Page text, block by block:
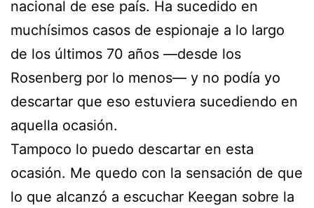
nacional de ese país. Ha sucedido en
muchísimos casos de espionaje a lo largo
de los últimos 70 años —desde los
Rosenberg por lo menos— y no podía yo
descartar que eso estuviera sucediendo en
aquella ocasión.
Tampoco lo puedo descartar en esta
ocasión. Me quedo con la sensación de que
lo que alcanzó a escuchar Keegan sobre la